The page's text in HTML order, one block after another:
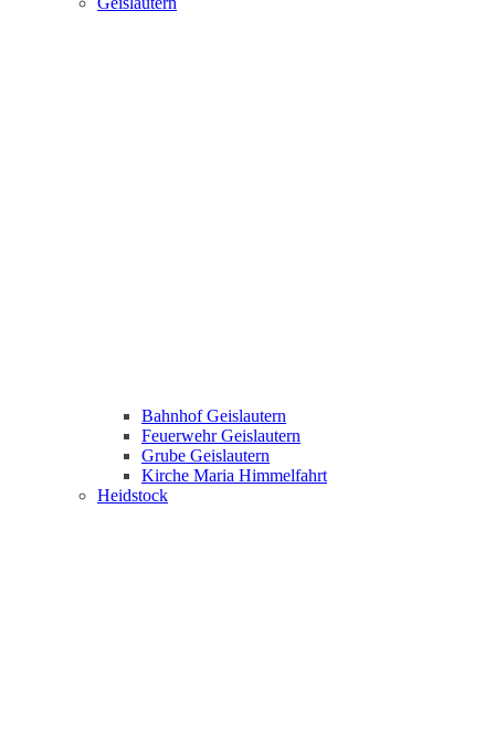
Bahnhof Geislautern
Feuerwehr Geislautern
Grube Geislautern
Kirche Maria Himmelfahrt
Heidstock